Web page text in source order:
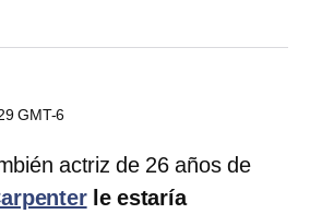
GMT-6
actriz de 26 años de
le estaría